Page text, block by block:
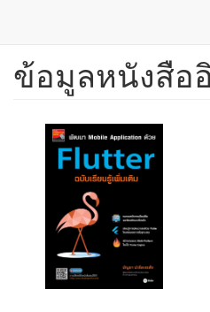
ข้าม
ข้อมูลหนังสือ